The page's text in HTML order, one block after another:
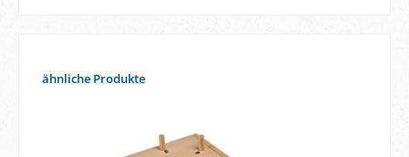
Produktgalerie überspringen
ähnliche Produkte